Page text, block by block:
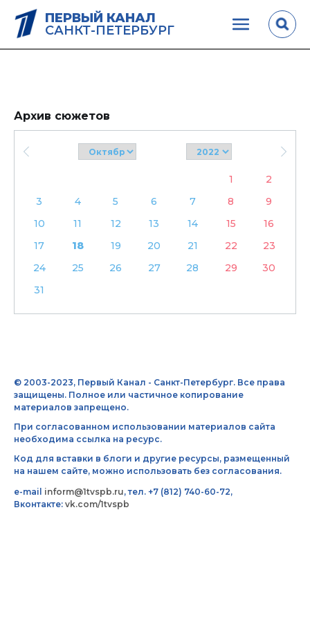
ПЕРВЫЙ КАНАЛ
САНКТ-ПЕТЕРБУРГ
Архив сюжетов
1
2
3
4 5 6 7 8
9
10
11 12 13 14 15
16
17
18 19 20 21 22
23
24
25 26 27 28 29
30
31
© 2003-2023, Первый Канал - Санкт-Петербург. Все права
защищены. Полное или частичное копирование
материалов запрещено.
При согласованном использовании материалов сайта
необходима ссылка на ресурс.
Код для вставки в блоги и другие ресурсы, размещенный
на нашем сайте, можно использовать без согласования.
e-mail inform@1tvspb.ru, тел. +7 (812) 740-60-72,
Вконтакте: vk.com/1tvspb